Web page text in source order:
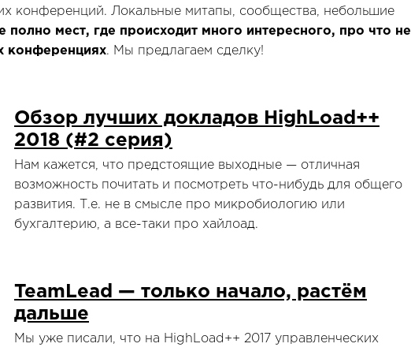
конференций. Локальные митапы, сообщества, небольшие
полно мест, где происходит много интересного, про что не
конференциях. Мы предлагаем сделку!
Обзор лучших докладов HighLoad++
2018 (#2 серия)
Нам кажется, что предстоящие выходные — отличная
возможность почитать и посмотреть что-нибудь для общего
развития. Т.е. не в смысле про микробиологию или
бухгалтерию, а все-таки про хайлоад.
TeamLead — только начало, растём
дальше
Мы уже писали, что на HighLoad++ 2017 управленческих